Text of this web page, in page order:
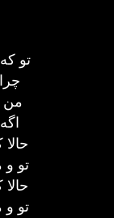
تو
من
تو
تو